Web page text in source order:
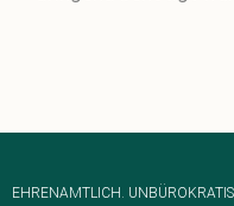
EHRENAMTLICH.